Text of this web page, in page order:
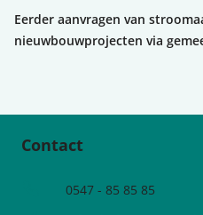
Eerder aanvragen van
nieuwbouwprojecten via
Contact
Telefoonnummer
0547 - 85 85 85